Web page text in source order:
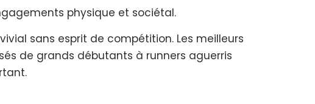
physique et sociétal.
sans esprit de compétition. Les meilleurs
de grands débutants à runners aguerris